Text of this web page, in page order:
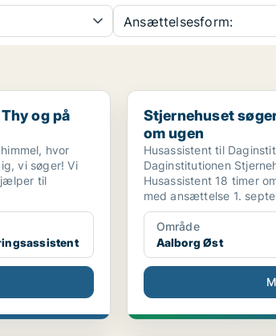
Ansættelsesform:
Mors (sæs...
og på
hvor
vi søger! Vi
til
Stjernehuset søger
Stjernehuset
om ugen
Husassistent til
Daginstitutionen
Husassistent 18 timer
med ansættelse 1.
Område
Aalborg Øst